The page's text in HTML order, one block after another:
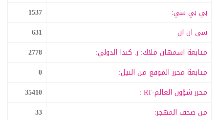
بي بي سي:
1537
سى ان ان
631
متابعة اسمهان ملاك: ر. كندا الدولي:
2778
متابعة محرر الموقع من النيل:
0
محرر شؤون العالم-RT :
35410
من صحف المهجر:
33